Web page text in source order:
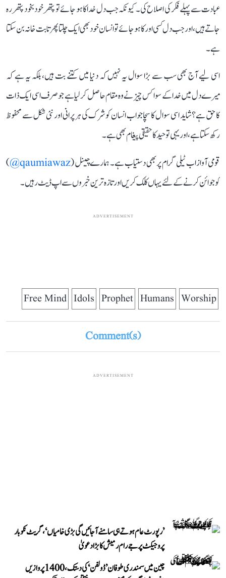
عبادت سے پہلے فکر کی اصلاح کی۔ کیونکہ جب دل خدا کا ہو جائے تو پتھر خود بخود پتھر رہ
جاتے ہیں، اور جب دل کسی اور کا ہو جائے تو انسان خود بھی ایک چلتا پھرتا بت خانہ بن سکتا
ہے۔
اسی لیے آج بھی سب سے بڑا سوال یہ نہیں کہ دنیا میں کتنے بت ہیں، بلکہ یہ ہے کہ
میرے دل میں خدا کے سوا کس چیز نے وہ مقام حاصل کر لیا ہے جو صرف اسی ایک ذات
کا حق ہے؟ شاید اسی سوال کا سچا جواب انسان کو شرک کی ہر پرانی اور نئی شکل سے محفوظ
رکھ سکتا ہے، اور یہی توحید کا حقیقی پیغام بھی ہے۔
قومی آواز اب ٹیلی گرام پر بھی دستیاب ہے۔ ہمارے چینل (qaumiawaz@
)
کو جوائن کرنے کے لئے یہاں کلک کریں اور تازہ ترین خبروں سے اپ ڈیٹ رہیں۔
ADVERTISEMENT
Worship
Humans
Prophet
Idols
Free Mind
Comment(s)
ADVERTISEMENT
’رپورٹ عام ہوتے ہی سامنے آ جائیں گی بڑی خامیاں‘، گریٹ نکوبار
پروجیکٹ پر جے رام رمیش کا بڑا دعویٰ
چین میں سمندری طوفان ’ڈولفن‘ کی دستک، 1400 پروازیں